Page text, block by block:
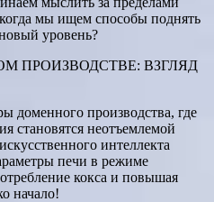
мы ищем способы поднять
уровень?
ПРОИЗВОДСТВЕ: ВЗГЛЯД
доменного производства, где
становятся неотъемлемой
интеллекта
печи в режиме
кокса и повышая
начало!